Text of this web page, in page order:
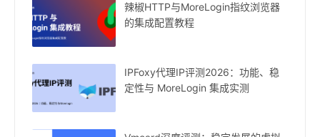
辣椒HTTP与MoreLogin指纹浏览器
的集成配置教程
IPFoxy代理IP评测2026：功能、稳
定性与 MoreLogin 集成实测